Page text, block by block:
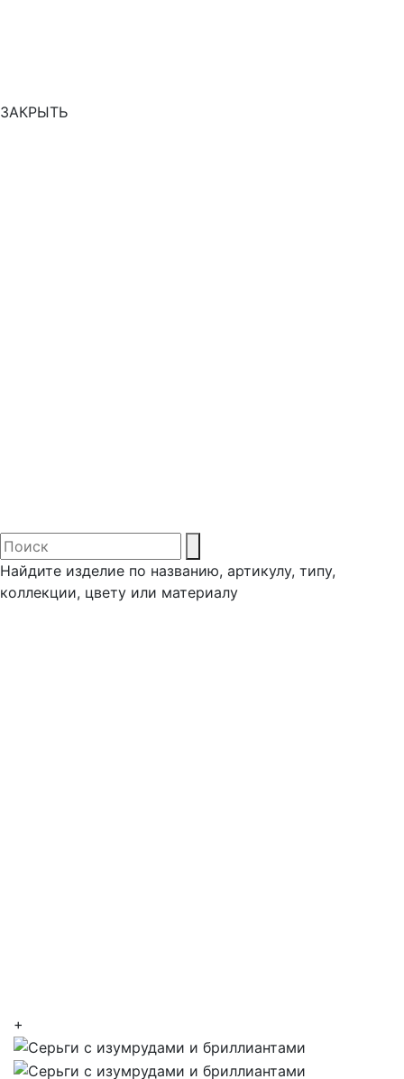
ЗАКРЫТЬ
Найдите изделие по названию, артикулу, типу,
коллекции, цвету или материалу
+